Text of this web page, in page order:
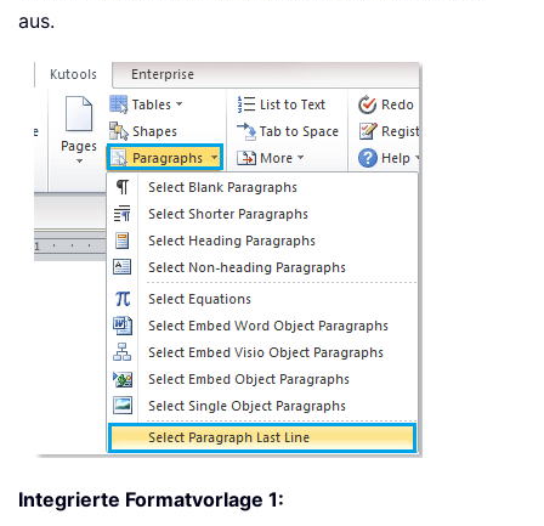
aus.
Integrierte Formatvorlage 1: